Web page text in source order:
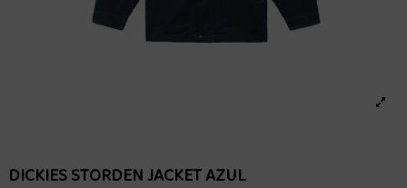
DICKIES STORDEN JACKET AZUL